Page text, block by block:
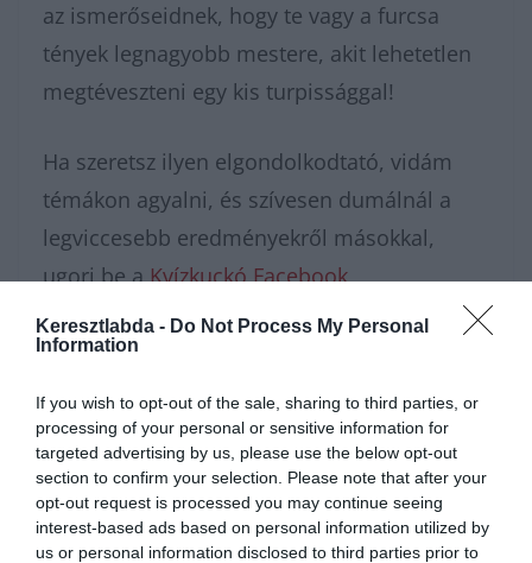
Keresztlabda - Do Not Process My Personal
Information
If you wish to opt-out of the sale, sharing to third parties, or
processing of your personal or sensitive information for
targeted advertising by us, please use the below opt-out
section to confirm your selection. Please note that after your
opt-out request is processed you may continue seeing
interest-based ads based on personal information utilized by
us or personal information disclosed to third parties prior to
az ismerőseidnek, hogy te vagy a furcsa
tények legnagyobb mestere, akit lehetetlen
megtéveszteni egy kis turpissággal!
Ha szeretsz ilyen elgondolkodtató, vidám
témákon agyalni, és szívesen dumálnál a
legviccesebb eredményekről másokkal,
ugorj be aKvízkuckó Facebook
csoportunkba! Odabent nap mint nap egy
nagyszerű, aktív közösség vár, és minden
napra jut valami új izgalmas kvíz vagy
feladvány a lelkes tagoknak. Ha pedig rögtön
pörgetnéd tovább a kérdéseket, a
tudáspróbarovatunkban számtalan
hasonló, érdekes és szórakoztató feladatsort